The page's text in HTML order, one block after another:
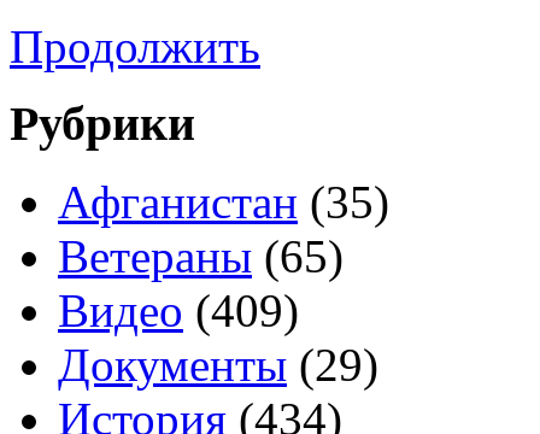
Продолжить
Рубрики
Афганистан (35)
Ветераны (65)
Видео (409)
Документы (29)
История (434)